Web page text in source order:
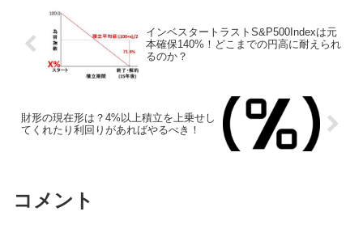
インベスタートラストS&P500Indexは元
本確保140%！どこまでの円高に耐えられ
るのか？
財形の現在形は？4%以上積立を上乗せし
てくれたり利回りがあればやるべき！
コメント